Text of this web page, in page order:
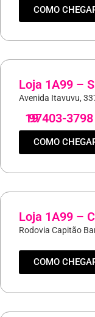
COMO
Loja 1A99 –
Avenida Itavuvu,
19
97403-3798
COMO
Loja 1A99 –
Rodovia Capitão
COMO